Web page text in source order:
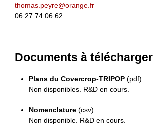
thomas.peyre@orange.fr
06.27.74.06.62
Documents à télécharger
Plans du Covercrop-TRIPOP (pdf)
Non disponibles. R&D en cours.
Nomenclature (csv)
Non disponible. R&D en cours.